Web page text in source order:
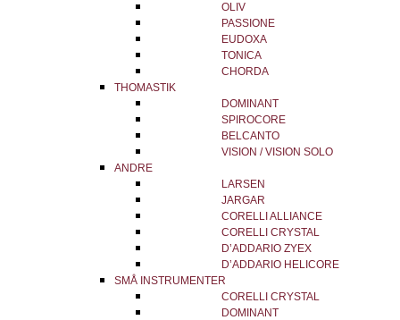
OLIV
PASSIONE
EUDOXA
TONICA
CHORDA
THOMASTIK
DOMINANT
SPIROCORE
BELCANTO
VISION / VISION SOLO
ANDRE
LARSEN
JARGAR
CORELLI ALLIANCE
CORELLI CRYSTAL
D’ADDARIO ZYEX
D’ADDARIO HELICORE
SMÅ INSTRUMENTER
CORELLI CRYSTAL
DOMINANT